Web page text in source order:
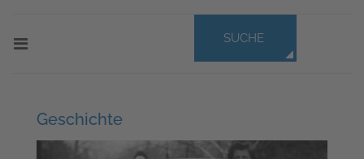
SUCHE
Geschichte